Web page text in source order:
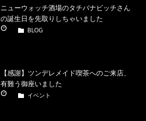
ニューウォッチ酒場のタチバナビッチさん
の誕生日を先取りしちゃいました
BLOG
【感謝】ツンデレメイド喫茶へのご来店、
有難う御座いました
イベント